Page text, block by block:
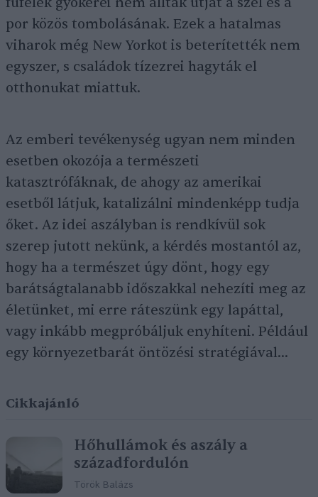
por közös tombolásának. Ezek a hatalmas
viharok még New Yorkot is beterítették nem
egyszer, s családok tízezrei hagyták el
otthonukat miattuk.
Az emberi tevékenység ugyan nem minden
esetben okozója a természeti
katasztrófáknak, de ahogy az amerikai
esetből látjuk, katalizálni mindenképp tudja
őket. Az idei aszályban is rendkívül sok
szerep jutott nekünk, a kérdés mostantól az,
hogy ha a természet úgy dönt, hogy egy
barátságtalanabb időszakkal nehezíti meg az
életünket, mi erre ráteszünk egy lapáttal,
vagy inkább megpróbáljuk enyhíteni. Például
egy környezetbarát öntözési stratégiával…
Cikkajánló
Hőhullámok és aszály a
századfordulón
Török Balázs